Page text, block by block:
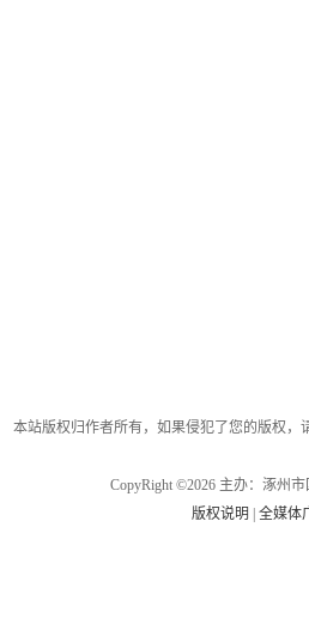
本站版权归作者所有，如果侵犯了您的版权
CopyRight ©2026 主办：涿州
版权说明
|全媒体